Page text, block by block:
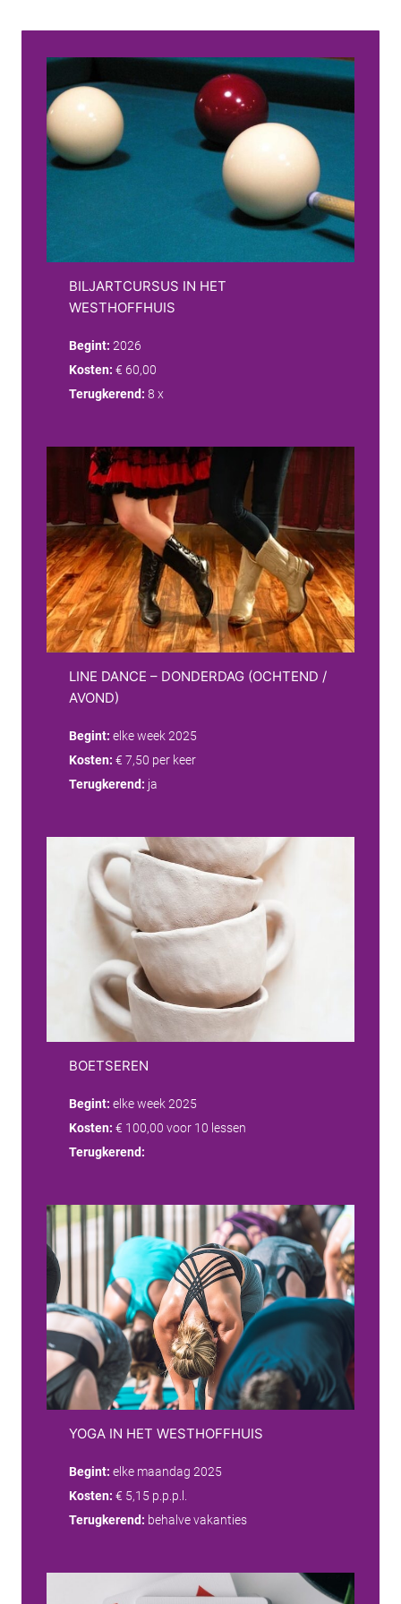
BILJARTCURSUS IN HET
WESTHOFFHUIS
Begint: 2026
Kosten: € 60,00
Terugkerend: 8 x
LINE DANCE – DONDERDAG (OCHTEND /
AVOND)
Begint: elke week 2025
Kosten: € 7,50 per keer
Terugkerend: ja
BOETSEREN
Begint: elke week 2025
Kosten: € 100,00 voor 10 lessen
Terugkerend:
YOGA IN HET WESTHOFFHUIS
Begint: elke maandag 2025
Kosten: € 5,15 p.p.p.l.
Terugkerend: behalve vakanties